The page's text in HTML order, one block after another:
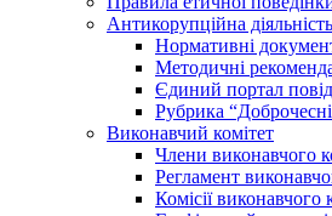
Антикорупційна діяльність
Нормативні
Методичні
Єдиний портал
Рубрика
Виконавчий комітет
Члени виконавчого
Регламент
Комісії виконавчого